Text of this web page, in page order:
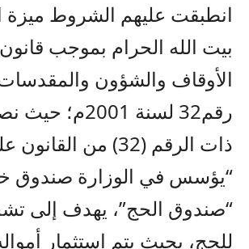
انطبقت عليهم الشروط ميزة
بيت الله الحرام بموجب
الأوقاف والشؤون والمقدسات
رقم32 لسنة
ذات الرقم (32) من
“يؤسس في الوزارة
“صندوق الحج”، يهدف إلى
للحج، بحيث يتم استثمار